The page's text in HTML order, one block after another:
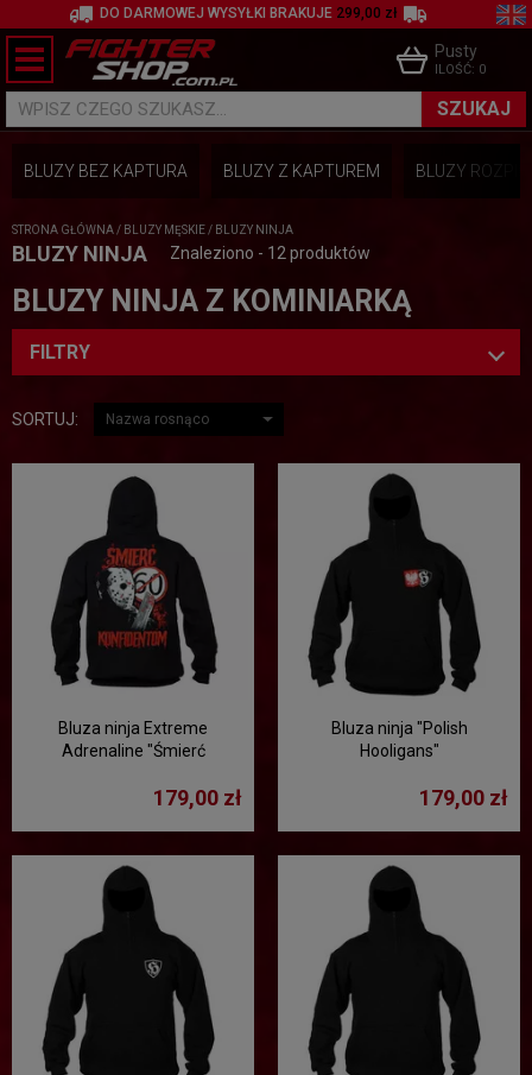
DO DARMOWEJ WYSYŁKI BRAKUJE 299,00 zł
WPISZ CZEGO SZUKASZ... SZUKAJ
Pusty
ILOŚĆ: 0
BLUZY BEZ KAPTURA BLUZY Z KAPTUREM BLUZY
STRONA GŁÓWNA / BLUZY MĘSKIE / BLUZY NINJA
BLUZY NINJA Znaleziono - 12 produktów
BLUZY NINJA Z KOMINIARKĄ
FILTRY
SORTUJ:
Bluza ninja Extreme
Adrenaline "Śmierć
179,00 zł
Bluza ninja "Polish
Hooligans"
179,00 zł